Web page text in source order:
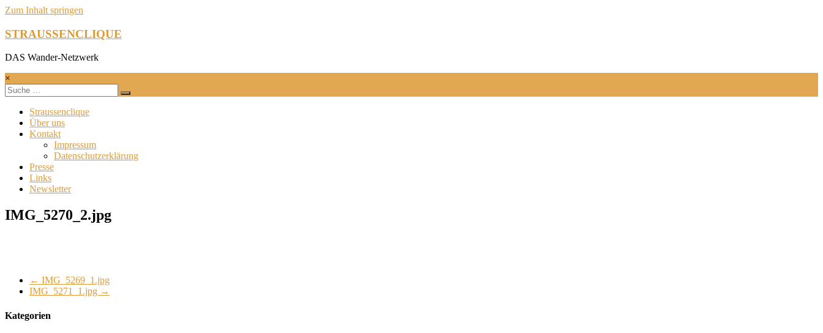
Zum Inhalt springen
STRAUSSENCLIQUE
DAS Wander-Netzwerk
×
Straussenclique
Über uns
Kontakt
Impressum
Datenschutzerklärung
Presse
Links
Newsletter
IMG_5270_2.jpg
← IMG_5269_1.jpg
IMG_5271_1.jpg →
Kategorien